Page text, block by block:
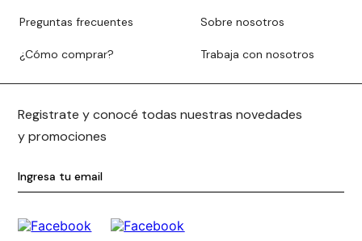
Preguntas frecuentes
¿Cómo comprar?
Sobre nosotros
Trabaja con nosotros
Registrate y conocé todas nuestras novedades
y promociones